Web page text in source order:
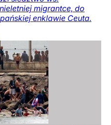
migrantce, do
enklawie Ceuta.